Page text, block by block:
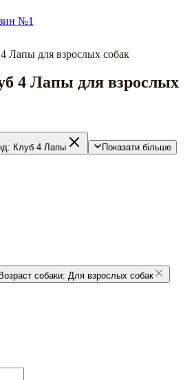
№1
Лапы для взрослых собак
4 Лапы для взрослых
Клуб 4 Лапы Показати більше
Возраст собаки: Для взрослых собак